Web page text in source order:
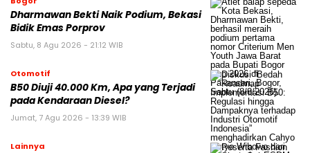
Dharmawan Bekti Naik Podium, Bekasi
Bidik Emas Porprov
Sabtu, 8 Agu 2026 - 21:12 WIB
Otomotif
B50 Diuji 40.000 Km, Apa yang Terjadi
pada Kendaraan Diesel?
Jumat, 7 Agu 2026 - 13:39 WIB
Lainnya